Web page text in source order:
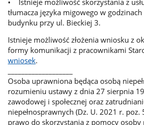
tłumacza języka migowego w
budynku przy ul. Bieckiej 3.
Istnieje możliwość złożenia wniosku z
formy komunikacji z pracownikami
wniosek.
Osoba uprawniona będąca osobą
rozumieniu ustawy z dnia 27 sierpnia
zawodowej i społecznej oraz
niepełnosprawnych (Dz. U. 2021 r.
prawo do skorzystania z pomocy